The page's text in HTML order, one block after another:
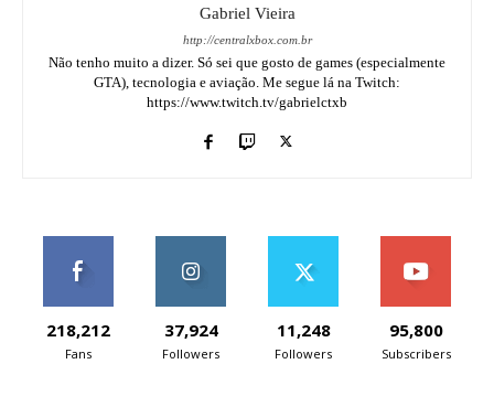
Gabriel Vieira
http://centralxbox.com.br
Não tenho muito a dizer. Só sei que gosto de games (especialmente
GTA), tecnologia e aviação. Me segue lá na Twitch:
https://www.twitch.tv/gabrielctxb
218,212
Fans
37,924
Followers
11,248
Followers
95,800
Subscribers